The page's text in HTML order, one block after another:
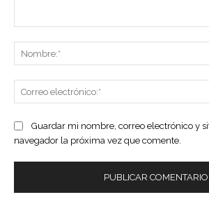
Guardar mi nombre, correo electrónico y
navegador la próxima vez que comente.